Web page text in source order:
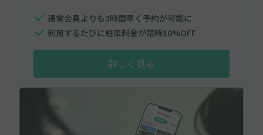
通常会員よりも3時間早く予約が可能に
利用するたびに駐車料金が常時10%OFF
詳しく見る